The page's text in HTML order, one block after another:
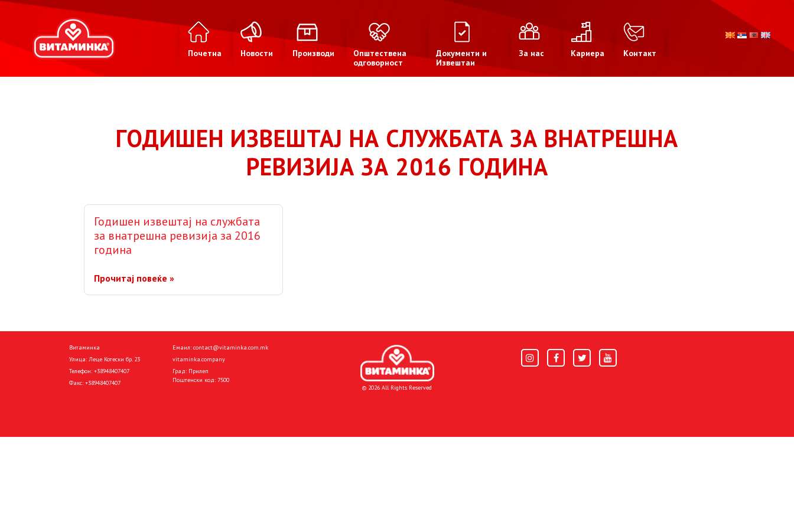
Почетна Новости Производи
Општествена
одговорност
Документи и
Извештаи
За нас Кариера Контакт
ГОДИШЕН ИЗВЕШТАЈ НА СЛУЖБАТА ЗА ВНАТРЕШНА
РЕВИЗИЈА ЗА 2016 ГОДИНА
Годишен извештај на службата
за внатрешна ревизија за 2016
година
Прочитај повеќе »
Витаминка
Улица: Леце Котески бр. 23
Телефон: +38948407407
Факс: +38948407407
Емаил: contact@vitaminka.com.mk
vitaminka.company
Град: Прилеп
Поштенски код: 7500
© 2026 All Rights Reserved